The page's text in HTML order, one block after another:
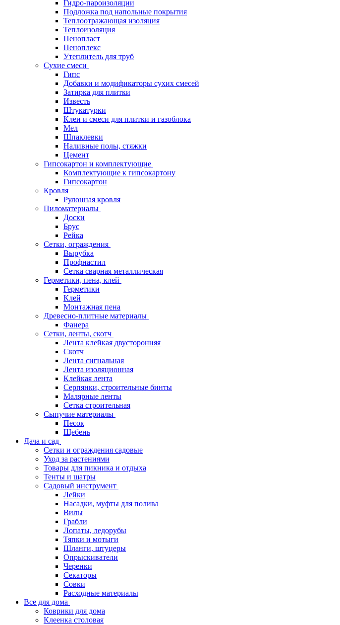
Гидро-пароизоляции
Подложка под напольные покрытия
Теплоотражающая изоляция
Теплоизоляция
Пенопласт
Пеноплекс
Утеплитель для труб
Сухие смеси
Гипс
Добавки и модификаторы сухих смесей
Затирка для плитки
Известь
Штукатурки
Клеи и смеси для плитки и газоблока
Мел
Шпаклевки
Наливные полы, стяжки
Цемент
Гипсокартон и комплектующие
Комплектующие к гипсокартону
Гипсокартон
Кровля
Рулонная кровля
Пиломатериалы
Доски
Брус
Рейка
Сетки, ограждения
Вырубка
Профнастил
Сетка сварная металлическая
Герметики, пена, клей
Герметики
Клей
Монтажная пена
Древесно-плитные материалы
Фанера
Сетки, ленты, скотч
Лента клейкая двусторонняя
Скотч
Лента сигнальная
Лента изоляционная
Клейкая лента
Серпянки, строительные бинты
Малярные ленты
Сетка строительная
Сыпучие материалы
Песок
Щебень
Дача и сад
Сетки и ограждения садовые
Уход за растениями
Товары для пикника и отдыха
Тенты и шатры
Садовый инструмент
Лейки
Насадки, муфты для полива
Вилы
Грабли
Лопаты, ледорубы
Тяпки и мотыги
Шланги, штуцеры
Опрыскиватели
Черенки
Секаторы
Совки
Расходные материалы
Все для дома
Коврики для дома
Клеенка столовая